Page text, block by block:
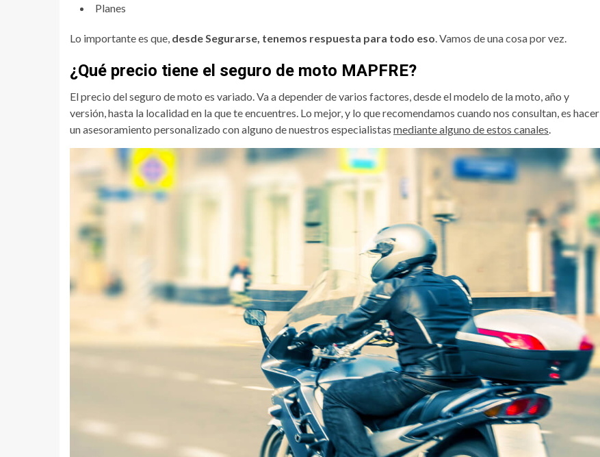
Planes
Lo importante es que, desde Segurarse, tenemos respuesta para todo eso . Vamos de una cosa por vez.
¿Qué precio tiene el seguro de moto MAPFRE?
El precio del seguro de moto es variado. Va a depender de varios factores, desde el modelo de la moto, año y
versión, hasta la localidad en la que te encuentres. Lo mejor, y lo que recomendamos cuando nos consultan, es hacer
un asesoramiento personalizado con alguno de nuestros especialistas mediante alguno de estos canales